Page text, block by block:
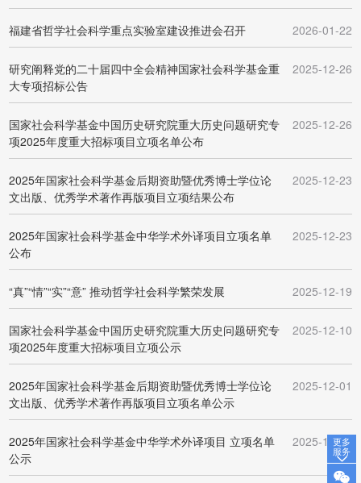
福建省哲学社会科学重点实验室建设推进会召开 2026-01-22
研究阐释党的二十届四中全会精神国家社会科学基金重
大专项招标公告
2025-12-26
国家社会科学基金中国历史研究院重大历史问题研究专
项2025年度重大招标项目立项名单公布
2025-12-26
2025年国家社会科学基金后期资助暨优秀博士学位论
文出版、优秀学术著作再版项目立项结果公布
2025-12-23
2025年国家社会科学基金中华学术外译项目立项名单
公布
2025-12-23
“真”“情”“实”“意” 推动哲学社会科学繁荣发展 2025-12-19
国家社会科学基金中国历史研究院重大历史问题研究专
项2025年度重大招标项目立项公示
2025-12-10
2025年国家社会科学基金后期资助暨优秀博士学位论
文出版、优秀学术著作再版项目立项名单公示
2025-12-01
2025年国家社会科学基金中华学术外译项目 立项名单
公示
2025-12-01
更多
服务